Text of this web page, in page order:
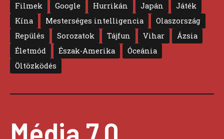
Filmek
Google Hurrikán Japán
Játék
Kína
Mesterséges intelligencia
Olaszország
Repülés
Sorozatok Tájfun Vihar
Ázsia
Életmód
Észak-Amerika
Óceánia
Öltözködés